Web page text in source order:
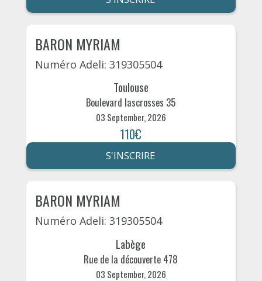
BARON MYRIAM
Numéro Adeli: 319305504
Toulouse
Boulevard lascrosses 35
03 September, 2026
110€
S'INSCRIRE
BARON MYRIAM
Numéro Adeli: 319305504
Labège
Rue de la découverte 478
03 September, 2026